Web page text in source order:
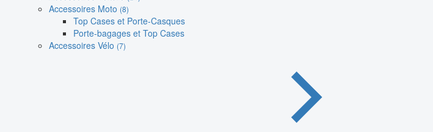
Accessoires Moto (8)
Top Cases et Porte-Casques
Porte-bagages et Top Cases
Accessoires Vélo (7)